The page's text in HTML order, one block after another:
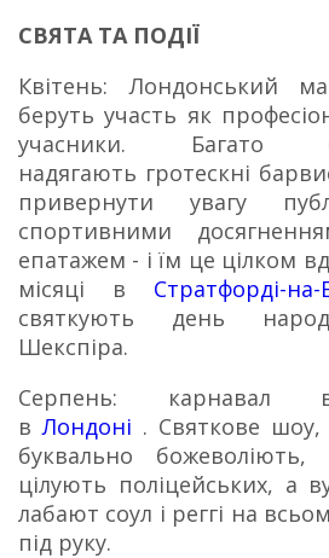
СВЯТА ТА ПОДІЇ
Квітень: Лондонський
беруть участь як
учасники.
Багато
надягають гротескні
привернути увагу
спортивними
епатажем - і їм це цілком
місяці в Стратфорді-на-
святкують день
Шекспіра.
Серпень: карнавал в
вЛондоні . Святкове шоу,
буквально божеволіють,
цілують поліцейських, а
лабают соул і реггі на
під руку.